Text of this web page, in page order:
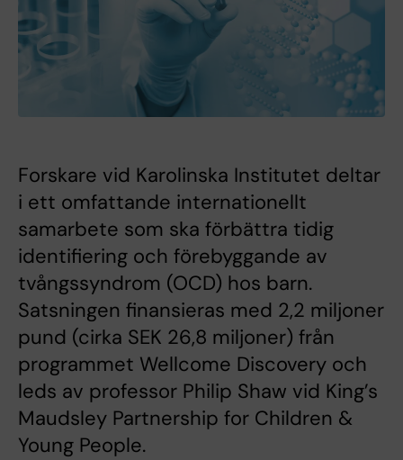
Forskare vid Karolinska Institutet deltar
i ett omfattande internationellt
samarbete som ska förbättra tidig
identifiering och förebyggande av
tvångssyndrom (OCD) hos barn.
Satsningen finansieras med 2,2 miljoner
pund (cirka SEK 26,8 miljoner) från
programmet Wellcome Discovery och
leds av professor Philip Shaw vid King’s
Maudsley Partnership for Children &
Young People.